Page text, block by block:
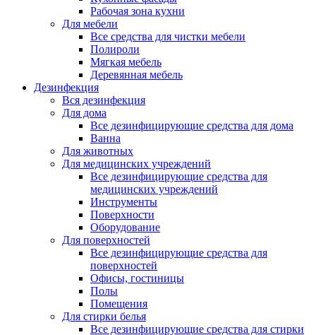
Рабочая зона кухни
Для мебели
Все средства для чистки мебели
Полироли
Мягкая мебель
Деревянная мебель
Дезинфекция
Вся дезинфекция
Для дома
Все дезинфицирующие средства для дома
Ванна
Для животных
Для медицинских учреждений
Все дезинфицирующие средства для
медицинских учреждений
Инструменты
Поверхности
Оборудование
Для поверхностей
Все дезинфицирующие средства для
поверхностей
Офисы, гостиницы
Полы
Помещения
Для стирки белья
Все дезинфицирующие средства для стирки